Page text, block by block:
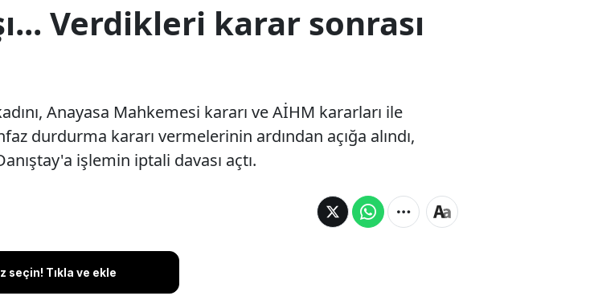
Verdikleri karar sonrası
Anayasa Mahkemesi kararı ve AİHM kararları ile
durdurma kararı vermelerinin ardından açığa alındı,
işlemin iptali davası açtı.
seçin! Tıkla ve ekle